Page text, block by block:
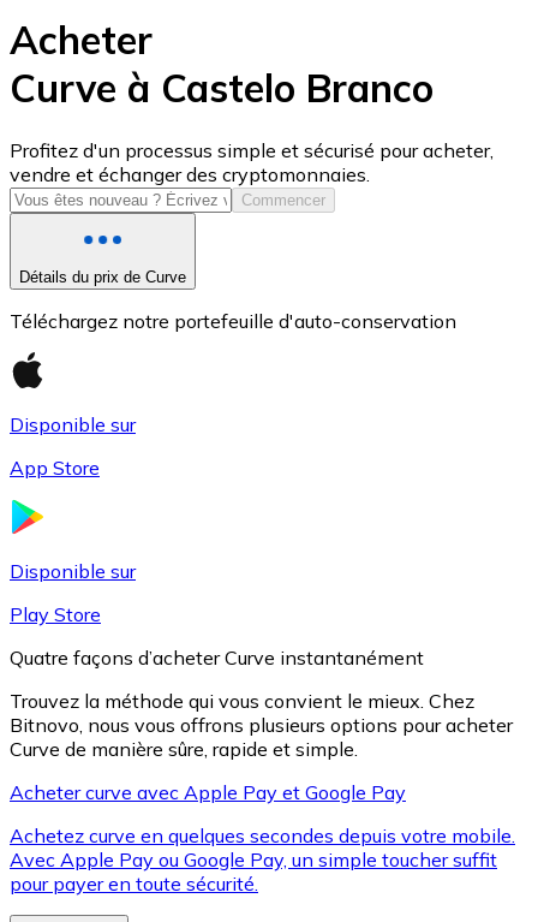
USD Coin
USDC
XRP
XRP
Acheter
Curve à Castelo Branco
Profitez d'un processus simple et sécurisé pour acheter,
vendre et échanger des cryptomonnaies.
Commencer
Détails du prix de Curve
Téléchargez notre portefeuille d'auto-conservation
Disponible sur
App Store
Disponible sur
Play Store
Quatre façons d’acheter Curve instantanément
Trouvez la méthode qui vous convient le mieux. Chez
Bitnovo, nous vous offrons plusieurs options pour acheter
Curve de manière sûre, rapide et simple.
Acheter curve avec Apple Pay et Google Pay
Achetez curve en quelques secondes depuis votre mobile.
Avec Apple Pay ou Google Pay, un simple toucher suffit
pour payer en toute sécurité.